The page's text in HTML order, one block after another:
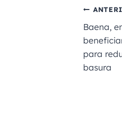
e
b
o
o
k
Baena,
para
basura